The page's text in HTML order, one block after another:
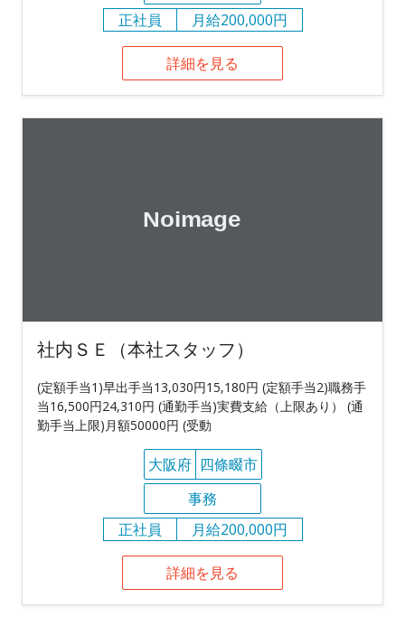
正社員
月給200,000円
詳細を見る
社内ＳＥ（本社スタッフ）
(定額手当1)早出手当13,030円15,180円 (定額手当2)職務手
当16,500円24,310円 (通勤手当)実費支給（上限あり） (通
勤手当上限)月額50000円 (受動
大阪府 四條畷市
事務
正社員
月給200,000円
詳細を見る